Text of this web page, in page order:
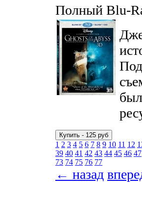
Полный Blu-
1 2 3 4 5 6 7 8 9 10 11 12
39 40 41 42 43 44 45 46 47
73 74 75 76 77
← назад